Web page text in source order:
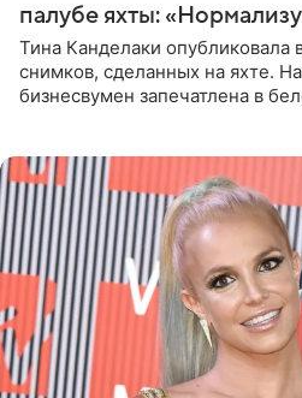
палубе яхты:
Тина Канделаки опубликовала
снимков, сделанных на яхте.
бизнесвумен запечатлена в